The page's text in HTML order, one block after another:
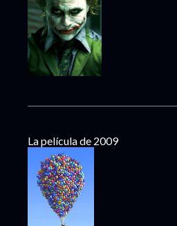
La película de 2009